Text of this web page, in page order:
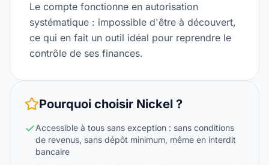
Le compte fonctionne en autorisation
systématique : impossible d'être à découvert,
ce qui en fait un outil idéal pour reprendre le
contrôle de ses finances.
Pourquoi choisir Nickel ?
Accessible à tous sans exception : sans conditions
de revenus, sans dépôt minimum, même en interdit
bancaire